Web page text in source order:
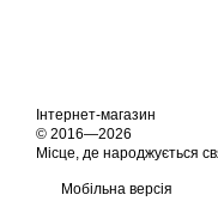
Інтернет-магазин
© 2016—2026
Місце, де народжується
Мобільна версія